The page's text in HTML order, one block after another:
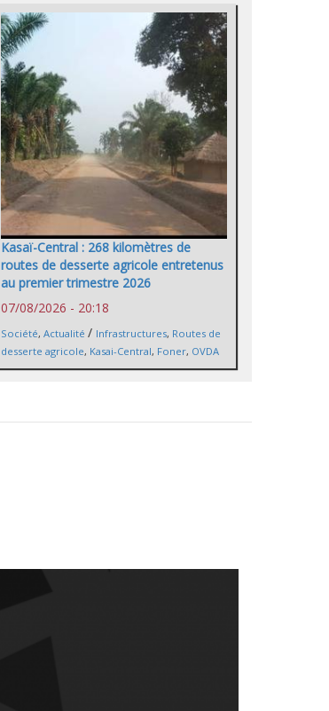
Kasaï-Central : 268 kilomètres de
routes de desserte agricole entretenus
au premier trimestre 2026
07/08/2026 - 20:18
Société, Actualité / Infrastructures, Routes de
desserte agricole, Kasai-Central, Foner, OVDA